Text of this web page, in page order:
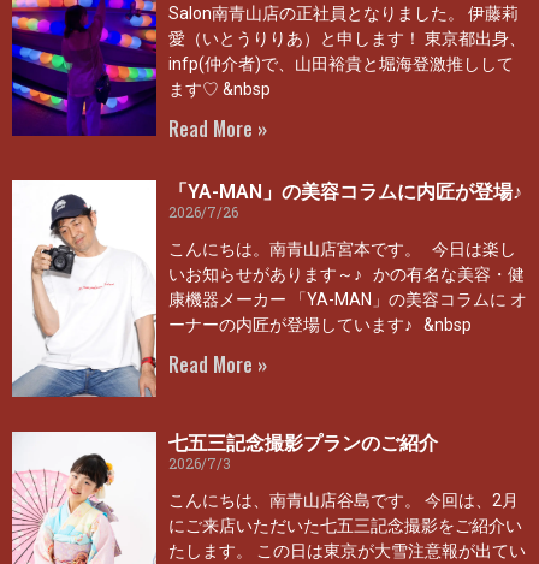
Salon南青山店の正社員となりました。 伊藤莉
愛（いとうりりあ）と申します！ 東京都出身、
infp(仲介者)で、山田裕貴と堀海登激推しして
ます♡ &nbsp
Read More »
「YA-MAN」の美容コラムに内匠が登場♪
2026/7/26
こんにちは。南青山店宮本です。 今日は楽し
いお知らせがあります～♪ かの有名な美容・健
康機器メーカー 「YA-MAN」の美容コラムに オ
ーナーの内匠が登場しています♪ &nbsp
Read More »
七五三記念撮影プランのご紹介
2026/7/3
こんにちは、南青山店谷島です。 今回は、2月
にご来店いただいた七五三記念撮影をご紹介い
たします。 この日は東京が大雪注意報が出てい